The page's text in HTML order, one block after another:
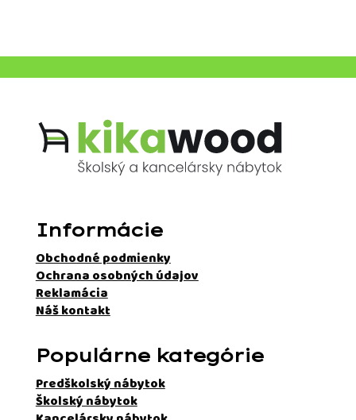
Informácie
Obchodné podmienky
Ochrana osobných údajov
Reklamácia
Náš kontakt
Populárne kategórie
Predškolský nábytok
Školský nábytok